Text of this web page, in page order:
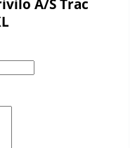
A/S Trac